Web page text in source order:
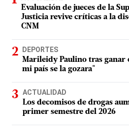
Evaluación de jueces de la
Justicia revive críticas a la
CNM
DEPORTES
Marileidy Paulino tras ganar
mi país se la gozara"
ACTUALIDAD
Los decomisos de drogas
primer semestre del 2026